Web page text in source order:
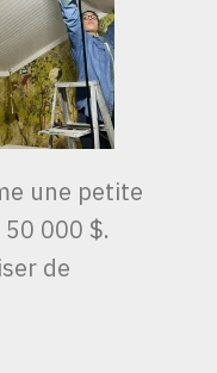
une petite
000 $.
de